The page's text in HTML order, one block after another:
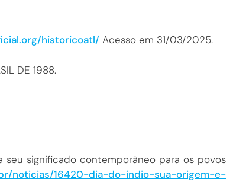
historicoatl/ Acesso em 31/03/2025.
DE 1988.
seu significado contemporâneo para os povos
noticias/16420-dia-do-indio-sua-origem-e-